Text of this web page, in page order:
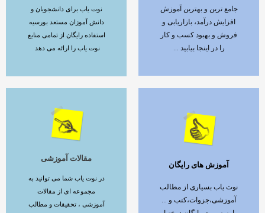
جامع ترین و بهترین آموزش
افزایش درآمد، بازاریابی و
فروش و بهبود کسب و کار
را در اینجا بیابید ...
نوت یاب برای دانشجویان و
دانش آموزان مستعد بورسیه
استفاده رایگان از تمامی منابع
نوت یاب را ارائه می دهد
آموزش های رایگان
نوت یاب بسیاری از مطالب
آموزشی،جزوات،کتب و ...
ادامه مطلب
مقالات آموزشی
در نوت یاب شما می توانید به
مجموعه ای از مقالات
آموزشی ، تحقیقات و مطالب